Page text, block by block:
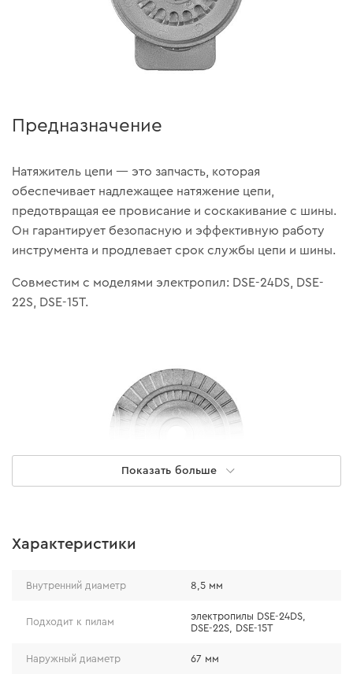
Предназначение
Натяжитель цепи — это запчасть, которая
обеспечивает надлежащее натяжение цепи,
предотвращая ее провисание и соскакивание с шины.
Он гарантирует безопасную и эффективную работу
инструмента и продлевает срок службы цепи и шины.
Совместим с моделями электропил: DSE-24DS, DSE-
22S, DSE-15Т.
Технические характеристики
Количество зубьев сцепления: 18 шт.
Внутренний диаметр: 8,5 мм
Показать больше
Характеристики
Внутренний диаметр 8,5 мм
Подходит к пилам
электропилы DSE-24DS,
DSE-22S, DSE-15T
Наружный диаметр 67 мм